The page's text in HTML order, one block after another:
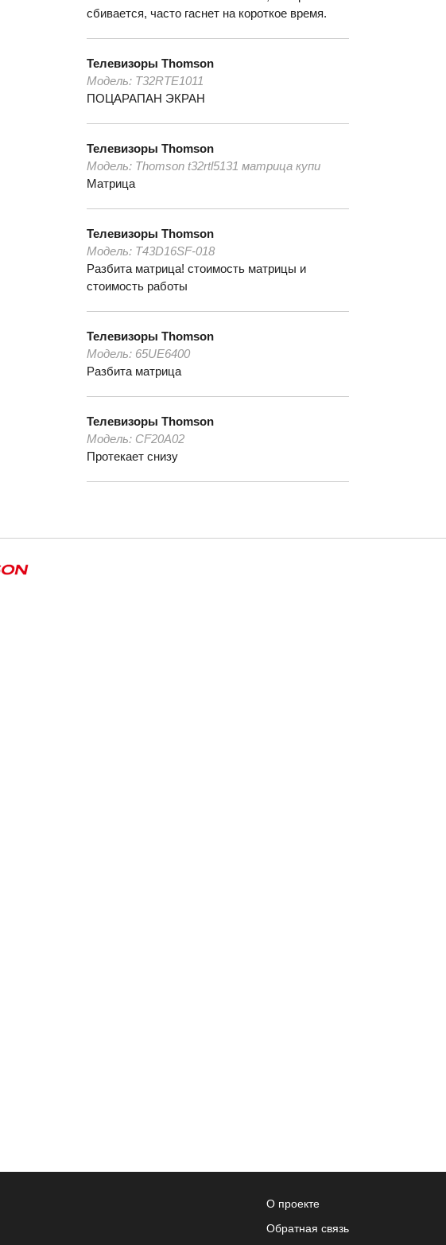
сбивается, часто гаснет на короткое время.
Телевизоры Thomson
Модель: T32RTE1011
ПОЦАРАПАН ЭКРАН
Телевизоры Thomson
Модель: Thomson t32rtl5131 матрица купи
Матрица
Телевизоры Thomson
Модель: T43D16SF-018
Разбита матрица! стоимость матрицы и
стоимость работы
Телевизоры Thomson
Модель: 65UE6400
Разбита матрица
Телевизоры Thomson
Модель: CF20A02
Протекает снизу
О проекте
Обратная связь